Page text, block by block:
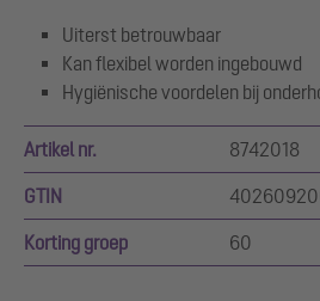
Uiterst betrouwbaar
Kan flexibel worden ingebouwd
Hygiënische voordelen bij
Artikel nr. 8742018
GTIN
Korting groep 60